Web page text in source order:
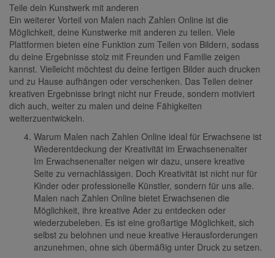
Teile dein Kunstwerk mit anderen
Ein weiterer Vorteil von Malen nach Zahlen Online ist die
Möglichkeit, deine Kunstwerke mit anderen zu teilen. Viele
Plattformen bieten eine Funktion zum Teilen von Bildern, sodass
du deine Ergebnisse stolz mit Freunden und Familie zeigen
kannst. Vielleicht möchtest du deine fertigen Bilder auch drucken
und zu Hause aufhängen oder verschenken. Das Teilen deiner
kreativen Ergebnisse bringt nicht nur Freude, sondern motiviert
dich auch, weiter zu malen und deine Fähigkeiten
weiterzuentwickeln.
Warum Malen nach Zahlen Online ideal für Erwachsene ist
Wiederentdeckung der Kreativität im Erwachsenenalter
Im Erwachsenenalter neigen wir dazu, unsere kreative
Seite zu vernachlässigen. Doch Kreativität ist nicht nur für
Kinder oder professionelle Künstler, sondern für uns alle.
Malen nach Zahlen Online bietet Erwachsenen die
Möglichkeit, ihre kreative Ader zu entdecken oder
wiederzubeleben. Es ist eine großartige Möglichkeit, sich
selbst zu belohnen und neue kreative Herausforderungen
anzunehmen, ohne sich übermäßig unter Druck zu setzen.